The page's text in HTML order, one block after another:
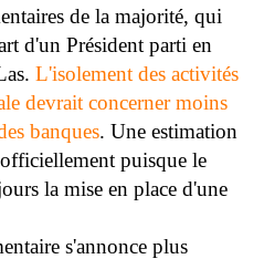
de la majorité, qui
d'un Président parti en
L'isolement des activités
devrait concerner moins
banques. Une estimation
puisque le
la mise en place d'une
s'annonce plus